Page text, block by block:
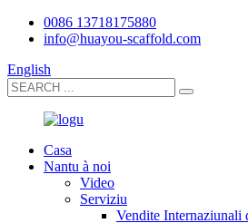
0086 13718175880
info@huayou-scaffold.com
English
Casa
Nantu à noi
Video
Serviziu
Vendite Internaziunali